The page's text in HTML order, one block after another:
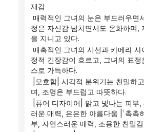
재감
정은 자신감 넘치면서도 온화하며,
을 지니고 있다.
정적 긴장감이 흐르고, 그녀의 표
스로 가득하다.
며, 조명은 부드럽고 따뜻하다.
러운 매력, 은은한 아름다움 |`촉촉
부, 자연스러운 매력, 조용한 친밀감